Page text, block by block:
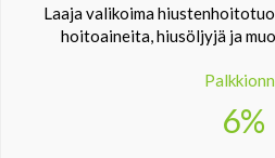
Laaja valikoima
hoitoaineita, hiusöljyjä ja
6%